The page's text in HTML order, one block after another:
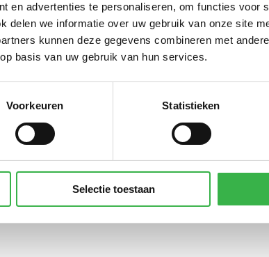
en advertenties te personaliseren, om functies voor
delen we informatie over uw gebruik van onze site
kunnen deze gegevens combineren met
basis van uw gebruik van hun services.
Voorkeuren Statistieken
Selectie toestaan
(PV) 134.394 kWh
3.681.860
(ongespecificeerd)